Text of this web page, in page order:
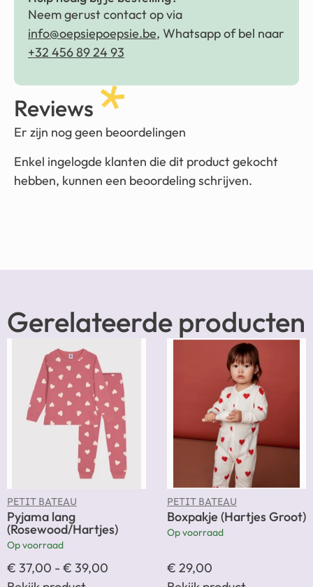
Neem gerust contact op via
info@oepsiepoepsie.be, Whatsapp of bel naar
+32 456 89 24 93
Reviews
Er zijn nog geen beoordelingen
Enkel ingelogde klanten die dit product gekocht
hebben, kunnen een beoordeling schrijven.
Gerelateerde producten
PETIT BATEAU
Pyjama lang
(Rosewood/Hartjes)
Op voorraad
€ 37,00 - € 39,00
PETIT BATEAU
Boxpakje (Hartjes Groot)
Op voorraad
€ 29,00